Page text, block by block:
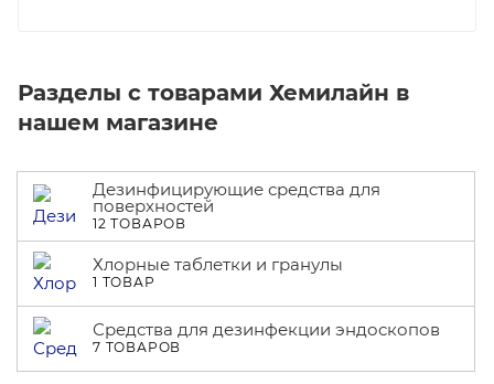
Разделы с товарами Хемилайн в
нашем магазине
Дезинфицирующие средства для
поверхностей
12 ТОВАРОВ
Хлорные таблетки и гранулы
1 ТОВАР
Средства для дезинфекции эндоскопов
7 ТОВАРОВ